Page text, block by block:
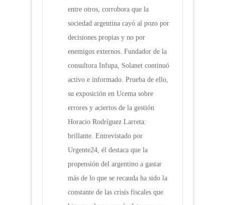
entre otros, corrobora que la
sociedad argentina cayó al pozo por
decisiones propias y no por
enemigos externos. Fundador de la
consultora Infupa, Solanet continuó
activo e informado. Prueba de ello,
su exposición en Ucema sobre
errores y aciertos de la gestión
Horacio Rodríguez Larreta:
brillante. Entrevistado por
Urgente24, él destaca que la
propensión del argentino a gastar
más de lo que se recauda ha sido la
constante de las crisis fiscales que